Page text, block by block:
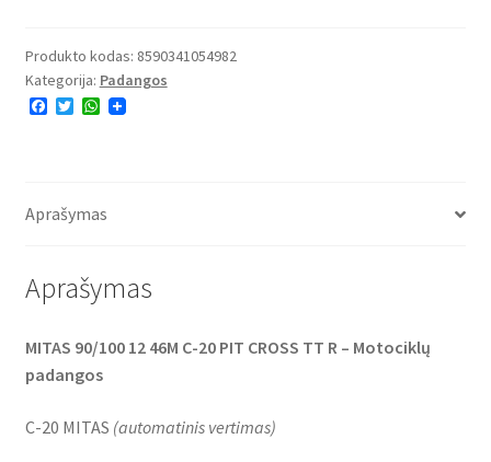
Produkto kodas: 8590341054982
Kategorija: Padangos
F
o
T
r
W
p
Aprašymas
Aprašymas
MITAS 90/100 12 46M C-20 PIT CROSS TT R – Motociklų
padangos
C-20 MITAS (automatinis vertimas)